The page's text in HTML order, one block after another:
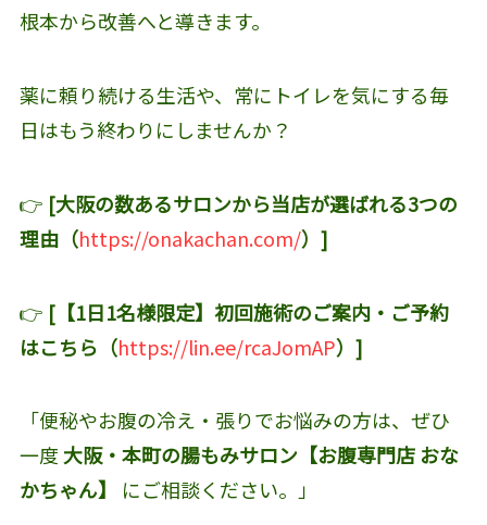
根本から改善へと導きます。
薬に頼り続ける生活や、常にトイレを気にする毎
日はもう終わりにしませんか？
👉 [大阪の数あるサロンから当店が選ばれる3つの
理由（https://onakachan.com/）]
👉 [【1日1名様限定】初回施術のご案内・ご予約
はこちら（https://lin.ee/rcaJomAP）]
「便秘やお腹の冷え・張りでお悩みの方は、ぜひ
一度大阪・本町の腸もみサロン【お腹専門店 おな
かちゃん】
にご相談ください。」